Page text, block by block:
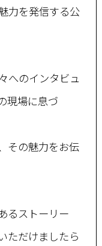
力を発信する公
へのインタビュ
現場に息づ
その魅力をお伝
るストーリー
ただけましたら